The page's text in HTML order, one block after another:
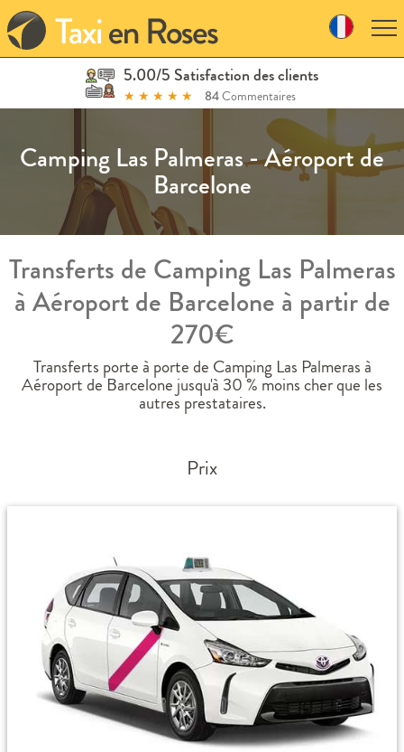
Skip
to
navigation
Skip
5.00/5 Satisfaction des clients
★ ★ ★ ★ ★ 84Commentaires
Camping Las Palmeras - Aéroport de
Barcelone
Transferts de Camping Las Palmeras
à Aéroport de Barcelone à partir de
270€
Transferts porte à porte de Camping Las Palmeras à
Aéroport de Barcelone jusqu'à 30 % moins cher que les
autres prestataires.
Prix